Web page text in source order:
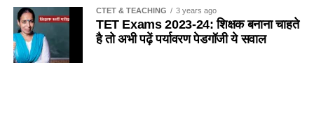
Q.5 कुत्ता मछली का आवास है
(a) नदी
(a) 4
(b) 5
CTET & TEACHING 3 years ago
TET Exams 2023-24: शिक्षक बनाना चाहते
है तो अभी पढ़ें पर्यावरण पेडगॉजी ये सवाल